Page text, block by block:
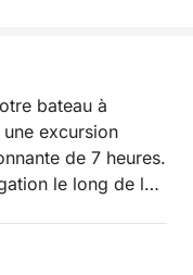
bateau à
excursion
de 7 heures.
le long de la
à votre rythme
côte dans son